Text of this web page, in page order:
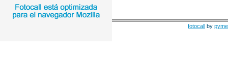
fotocall by